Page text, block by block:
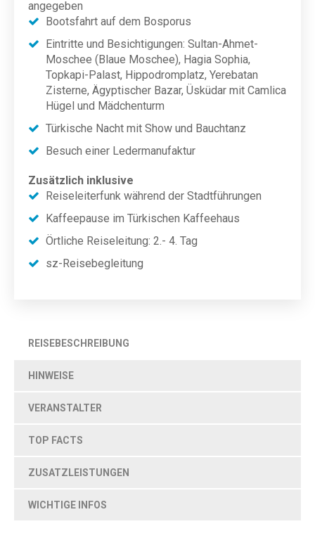
angegeben
Bootsfahrt auf dem Bosporus
Eintritte und Besichtigungen: Sultan-Ahmet-
Moschee (Blaue Moschee), Hagia Sophia,
Topkapi-Palast, Hippodromplatz, Yerebatan
Zisterne, Ägyptischer Bazar, Üsküdar mit Camlica
Hügel und Mädchenturm
Türkische Nacht mit Show und Bauchtanz
Besuch einer Ledermanufaktur
Zusätzlich inklusive
Reiseleiterfunk während der Stadtführungen
Kaffeepause im Türkischen Kaffeehaus
Örtliche Reiseleitung: 2.- 4. Tag
sz-Reisebegleitung
REISEBESCHREIBUNG
HINWEISE
VERANSTALTER
TOP FACTS
ZUSATZLEISTUNGEN
WICHTIGE INFOS